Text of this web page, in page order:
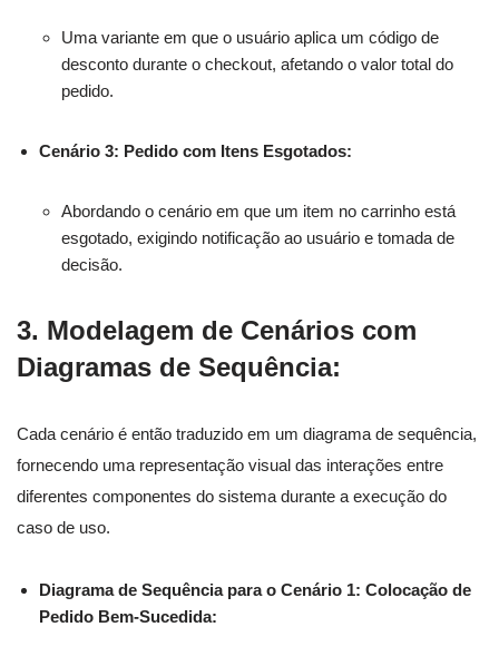
Uma variante em que o usuário aplica um código de
desconto durante o checkout, afetando o valor total do
pedido.
Cenário 3: Pedido com Itens Esgotados:
Abordando o cenário em que um item no carrinho está
esgotado, exigindo notificação ao usuário e tomada de
decisão.
3. Modelagem de Cenários com
Diagramas de Sequência:
Cada cenário é então traduzido em um diagrama de sequência,
fornecendo uma representação visual das interações entre
diferentes componentes do sistema durante a execução do
caso de uso.
Diagrama de Sequência para o Cenário 1: Colocação de
Pedido Bem-Sucedida: